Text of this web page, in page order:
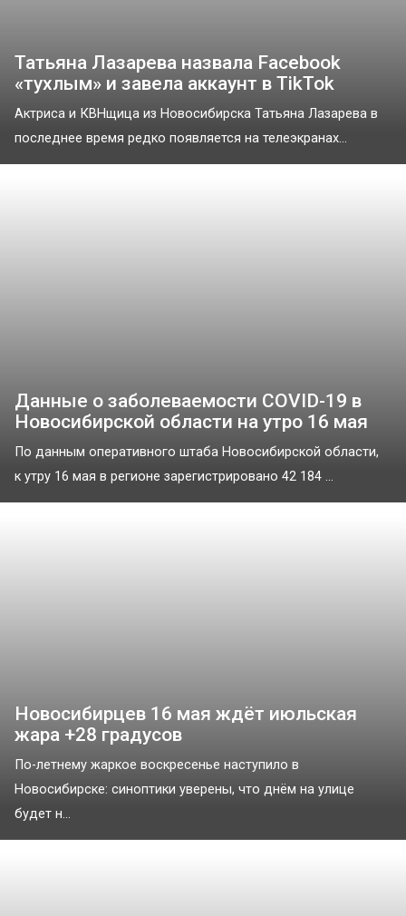
Татьяна Лазарева назвала Facebook
«тухлым» и завела аккаунт в TikTok
Актриса и КВНщица из Новосибирска Татьяна Лазарева в
последнее время редко появляется на телеэкранах...
Данные о заболеваемости COVID-19 в
Новосибирской области на утро 16 мая
По данным оперативного штаба Новосибирской области,
к утру 16 мая в регионе зарегистрировано 42 184 ...
Новосибирцев 16 мая ждёт июльская
жара +28 градусов
По-летнему жаркое воскресенье наступило в
Новосибирске: синоптики уверены, что днём на улице
будет н...